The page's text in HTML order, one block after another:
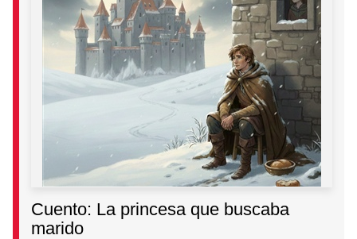
Cuento: La princesa que buscaba
marido